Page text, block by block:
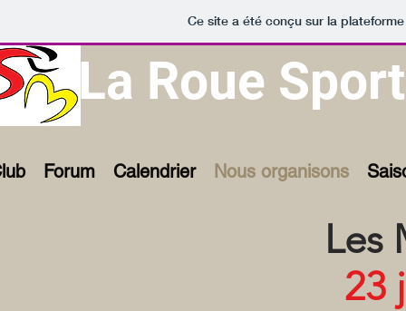
Ce site a été conçu sur la
La Roue
Forum Calendrier Nous organisons
Les
23